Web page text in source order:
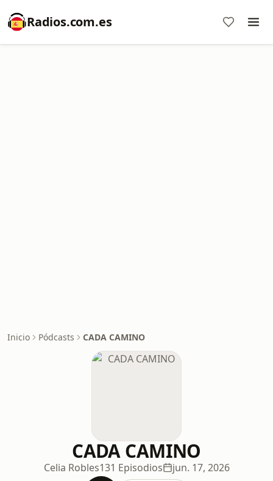
Radios.com.es
Inicio Pódcasts CADA CAMINO
CADA CAMINO
Celia Robles131 Episodios jun. 17, 2026